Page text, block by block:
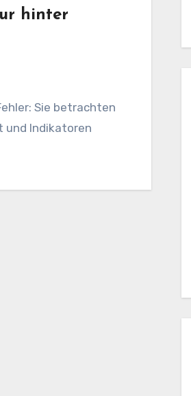
hinter
Sie betrachten
und Indikatoren